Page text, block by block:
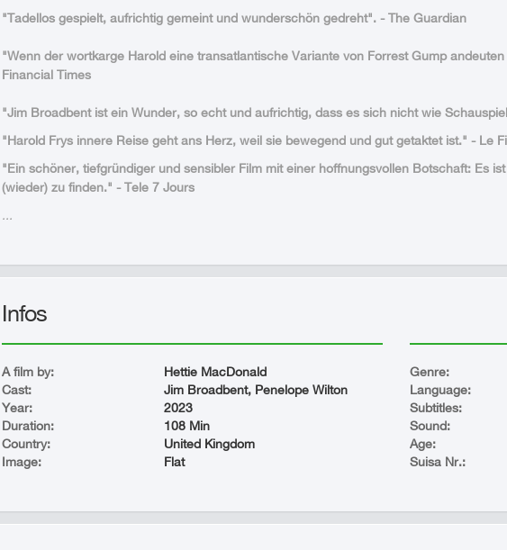
"Tadellos gespielt, aufrichtig gemeint und wunderschön gedreht". - The Guardian
"Wenn der wortkarge Harold eine transatlantische Variante von Forrest Gump
Financial Times
"Jim Broadbent ist ein Wunder, so echt und aufrichtig, dass es sich nicht wie
"Harold Frys innere Reise geht ans Herz, weil sie bewegend und gut getaktet ist." - Le
"Ein schöner, tiefgründiger und sensibler Film mit einer hoffnungsvollen Botschaft: Es
(wieder) zu finden." - Tele 7 Jours
...
Infos
A film by:
Hettie MacDonald
Cast:
Jim Broadbent, Penelope Wilton
Year:
2023
Duration:
108 Min
Country:
United Kingdom
Image:
Flat
Genre:
Language:
Subtitles:
Sound:
Age:
Suisa Nr.: